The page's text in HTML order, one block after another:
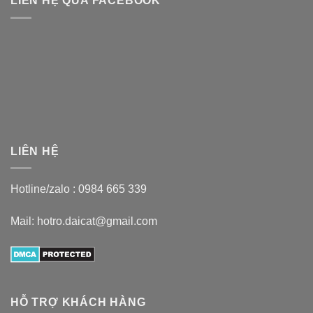
LIÊN HỆ
Hotline/zalo : 0984 665 339
Mail: hotro.daicat@gmail.com
HỖ TRỢ KHÁCH HÀNG